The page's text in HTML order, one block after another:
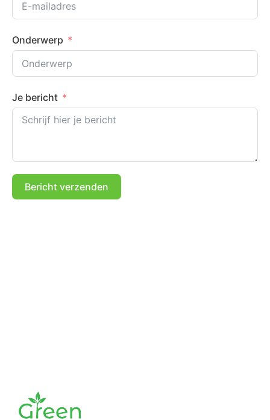
Onderwerp
Je bericht
Bericht verzenden